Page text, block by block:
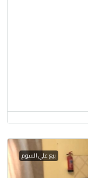
بيع علي السوم